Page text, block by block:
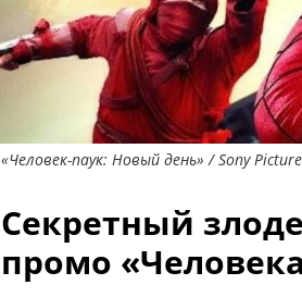
«Человек-паук: Новый день» / Sony
Секретный
промо